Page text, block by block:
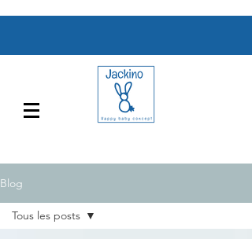
Blog
Tous les posts